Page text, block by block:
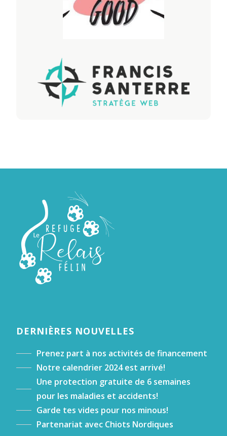
DERNIÈRES NOUVELLES
Prenez part à nos activités de financement
Notre calendrier 2024 est arrivé!
Une protection gratuite de 6 semaines
pour les maladies et accidents!
Garde tes vides pour nos minous!
Partenariat avec Chiots Nordiques